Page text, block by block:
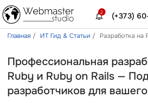
(+373)
2
Главная ИТ Гид & Статьи Разработка на
Профессиональная
Ruby и Ruby on Rails —
разработчиков для